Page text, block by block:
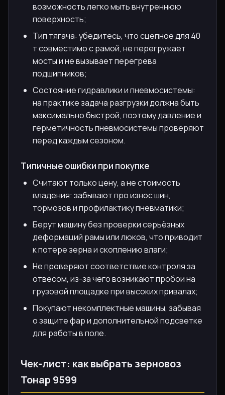
возможность легко мыть внутреннюю
поверхность;
Тип тягача: убедитесь, что сцепное для 40
т совместимо с рамой, не перегружает
мосты и не вызывает перегрева
подшипников;
Состояние гидравлики и пневмосистемы:
на практике задача разгрузки должна быть
максимально быстрой, поэтому давление и
герметичность пневмосистемы проверяют
перед каждым сезоном.
Типичные ошибки при покупке
Считают только цену, а не стоимость
владения: забывают про износ шин,
тормозов и профилактику пневматики;
Берут машину без проверки серьёзных
деформаций рамы или люков, что приводит
к потере зерна и скоплению влаги;
Не проверяют соответствие контроля за
отвесом, из-за чего возникают пробои на
грузовой площадке при высоких привалах;
Покупают некомплектные машины, забывая
о защите фар и дополнительной подсветке
для работы в поле.
Чек-лист: как выбрать зерновоз
Тонар 9599